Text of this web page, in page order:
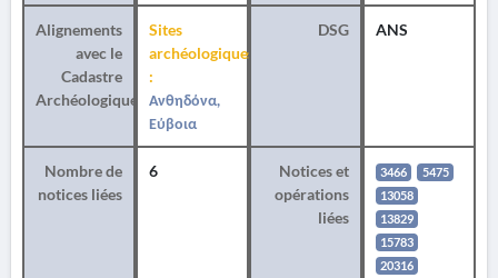
Alignements
avec le
Cadastre
Archéologique
Sites
archéologiques
:
Ανθηδόνα,
Εύβοια
DSG ANS
Nombre de
notices liées
6
Notices et
opérations
liées
3466
5475
13058
13829
15783
20316